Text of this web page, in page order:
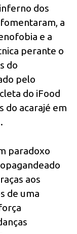
dos
a
e a
perante o
do
pelo
do iFood
do acarajé em
paradoxo
aos
de uma